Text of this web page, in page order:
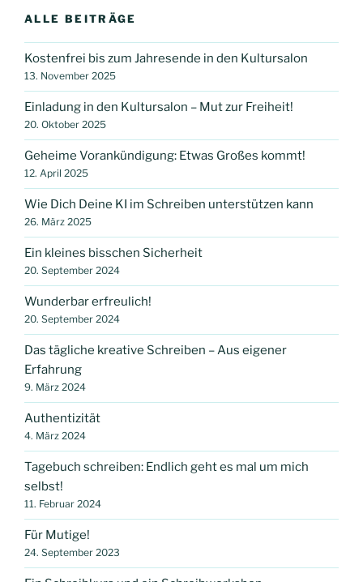
ALLE BEITRÄGE
Kostenfrei bis zum Jahresende in den Kultursalon
13. November 2025
Einladung in den Kultursalon – Mut zur Freiheit!
20. Oktober 2025
Geheime Vorankündigung: Etwas Großes kommt!
12. April 2025
Wie Dich Deine KI im Schreiben unterstützen kann
26. März 2025
Ein kleines bisschen Sicherheit
20. September 2024
Wunderbar erfreulich!
20. September 2024
Das tägliche kreative Schreiben – Aus eigener
Erfahrung
9. März 2024
Authentizität
4. März 2024
Tagebuch schreiben: Endlich geht es mal um mich
selbst!
11. Februar 2024
Für Mutige!
24. September 2023